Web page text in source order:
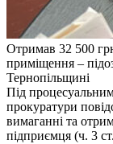
Отримав 32 500
приміщення –
Тернопільщині
Під
прокуратури
вимаганні та
підприємця (ч. 3